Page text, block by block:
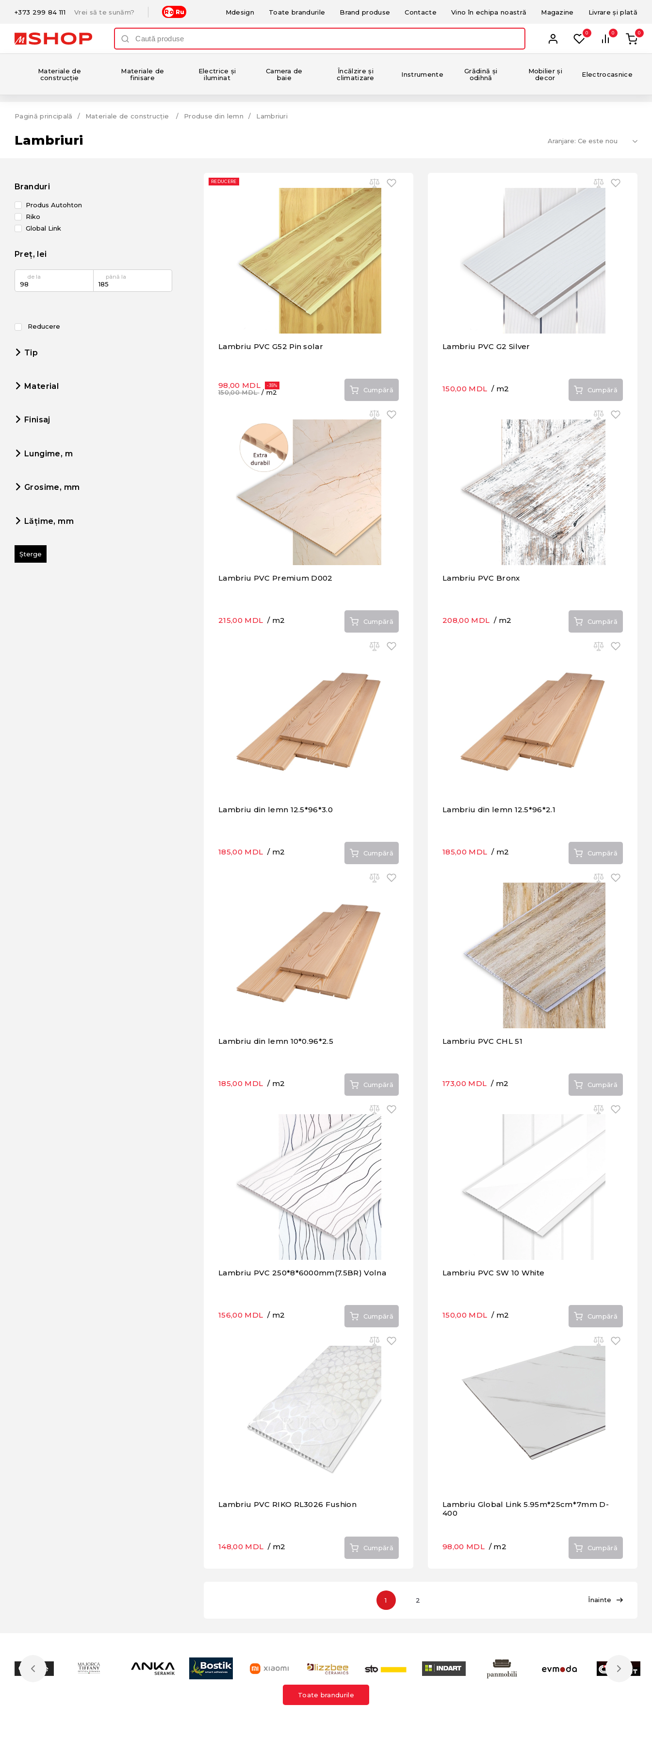
+373 299 84 111 Vrei să te sunăm? Ro Ru Mdesign Toate brandurile Brand produse Contacte Vino în echipa noastră Magazine Livrare și plată
0 0 0
Materiale de
construcție
Materiale de
finisare
Electrice și
iluminat
Camera de
baie
Încălzire și
climatizare
Instrumente
Grădină și
odihnă
Mobilier și
decor
Electrocasnice
Pagină principală Materiale de construcție Produse din lemn Lambriuri
Lambriuri
Branduri
Produs Autohton
Riko
Global Link
Preț, lei
de la până la
Reducere
Tip
Material
Finisaj
Lungime, m
Grosime, mm
Lățime, mm
Șterge
Aranjare:
REDUCERE
Lambriu PVC G52 Pin solar
98,00 MDL -35%
150,00 MDL/ m2 Cumpără
Lambriu PVC G2 Silver
150,00 MDL / m2 Cumpără
Lambriu PVC Premium D002
215,00 MDL / m2 Cumpără
Lambriu PVC Bronx
208,00 MDL / m2 Cumpără
Lambriu din lemn 12.5*96*3.0
185,00 MDL / m2 Cumpără
Lambriu din lemn 12.5*96*2.1
185,00 MDL / m2 Cumpără
Lambriu din lemn 10*0.96*2.5
185,00 MDL / m2 Cumpără
Lambriu PVC CHL 51
173,00 MDL / m2 Cumpără
Lambriu PVC 250*8*6000mm(7.5BR) Volna
156,00 MDL / m2 Cumpără
Lambriu PVC SW 10 White
150,00 MDL / m2 Cumpără
Lambriu PVC RIKO RL3026 Fushion
148,00 MDL / m2 Cumpără
Lambriu Global Link 5.95m*25cm*7mm D-
400
98,00 MDL / m2 Cumpără
Înainte
1 2
Toate brandurile